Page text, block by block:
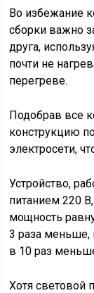
Во избежание
сборки важно
друга,
почти не
перегреве.
Подобрав все
конструкцию
электросети,
Устройство,
питанием 220
мощность
3 раза меньше,
в 10 раз
Хотя световой